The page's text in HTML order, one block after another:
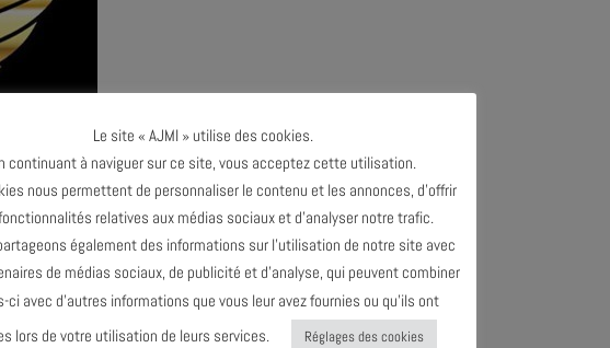
Le site « AJMI » utilise des cookies.
continuant à naviguer sur ce site, vous acceptez cette utilisation.
nous permettent de personnaliser le contenu et les annonces, d’offrir
relatives aux médias sociaux et d’analyser notre trafic.
également des informations sur l’utilisation de notre site avec
de médias sociaux, de publicité et d’analyse, qui peuvent combiner
ci avec d’autres informations que vous leur avez fournies ou qu’ils ont
lors de votre utilisation de leurs services.
Réglages des cookies